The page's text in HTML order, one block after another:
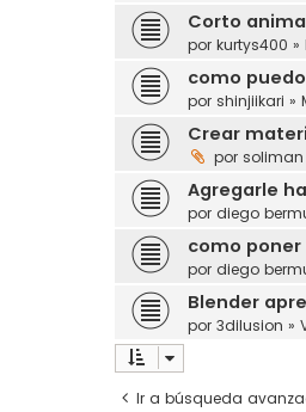
Corto
por kurtys400 »
como
por shinjiikari »
Crear
por soliman
Agregarle
por diego
como poner
por diego
Blender
por 3dilusion »
Ir a búsqueda